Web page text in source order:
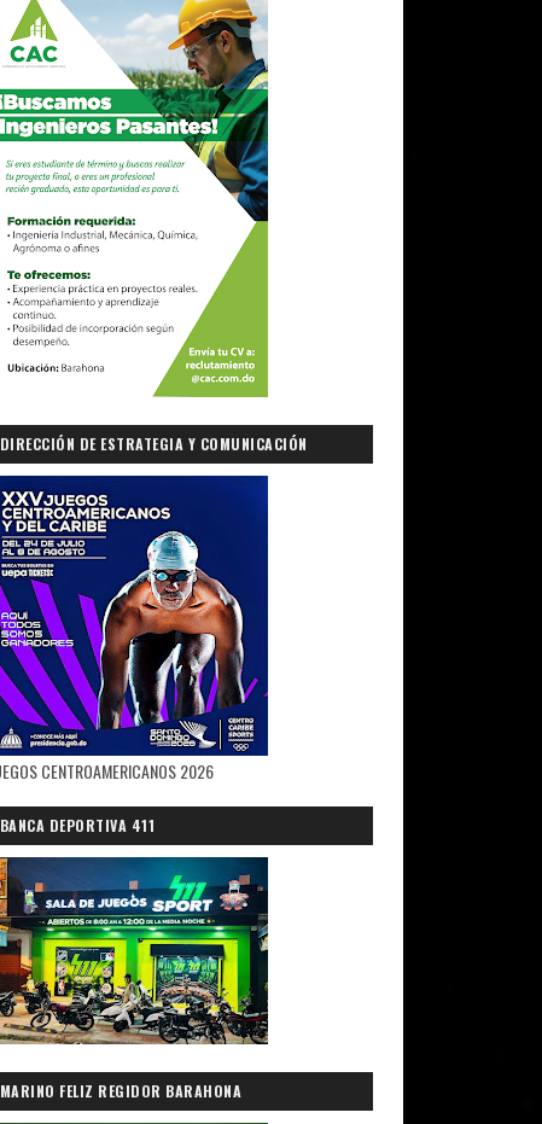
DIRECCIÓN DE ESTRATEGIA Y COMUNICACIÓN
GUBERNAMENTAL
CENTROAMERICANOS 2026
BANCA DEPORTIVA 411
MARINO FELIZ REGIDOR BARAHONA